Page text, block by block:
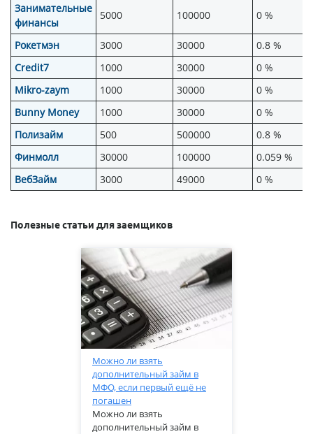
Занимательные
финансы
5000 100000 0 %
Рокетмэн 3000 30000
0.8 %
Credit7
1000 30000
0 %
Mikro-zaym
1000 30000
0 %
Bunny Money
1000 30000
0 %
Полизайм
500 500000
0.8 %
Финмолл
30000 100000
0.059 %
ВебЗайм
3000 49000 0 %
Полезные статьи для заемщиков
Можно ли взять
дополнительный займ в
МФО, если первый ещё не
погашен
Можно ли взять
дополнительный займ в